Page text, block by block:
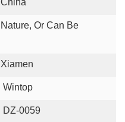
Nature, Or Can Be
Xiamen
Wintop
DZ-0059